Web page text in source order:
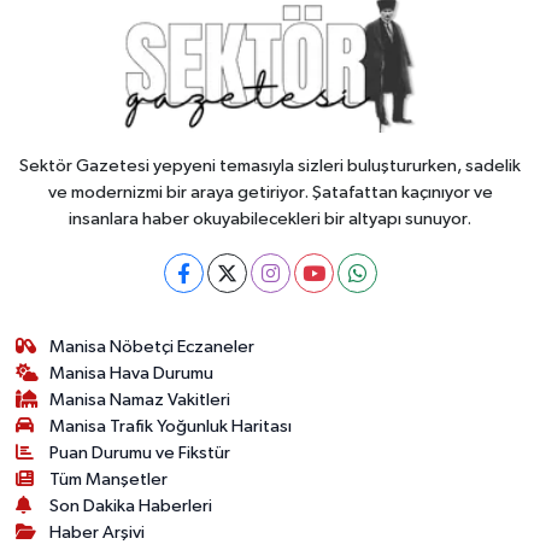
Sektör Gazetesi yepyeni temasıyla sizleri buluştururken, sadelik
ve modernizmi bir araya getiriyor. Şatafattan kaçınıyor ve
insanlara haber okuyabilecekleri bir altyapı sunuyor.
Manisa Nöbetçi Eczaneler
Manisa Hava Durumu
Manisa Namaz Vakitleri
Manisa Trafik Yoğunluk Haritası
Puan Durumu ve Fikstür
Tüm Manşetler
Son Dakika Haberleri
Haber Arşivi